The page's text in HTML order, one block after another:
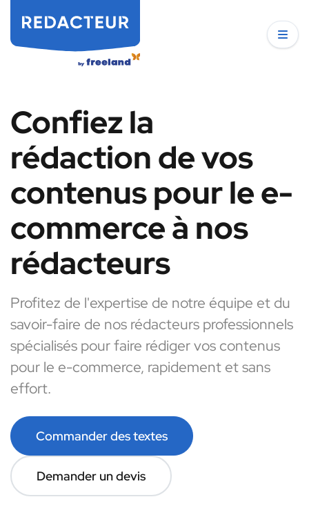
Confiez la
rédaction de vos
contenus pour le e-
commerce à nos
rédacteurs
Profitez de l'expertise de notre équipe et du
savoir-faire de nos rédacteurs professionnels
spécialisés pour faire rédiger vos contenus
pour le e-commerce, rapidement et sans
effort.
Commander des textes
Demander un devis